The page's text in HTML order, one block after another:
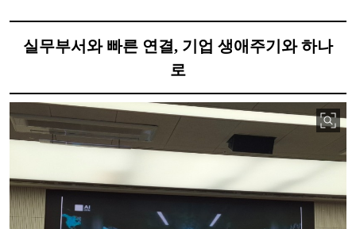
실무부서와 빠른 연결, 기업 생애주기와 하나
로